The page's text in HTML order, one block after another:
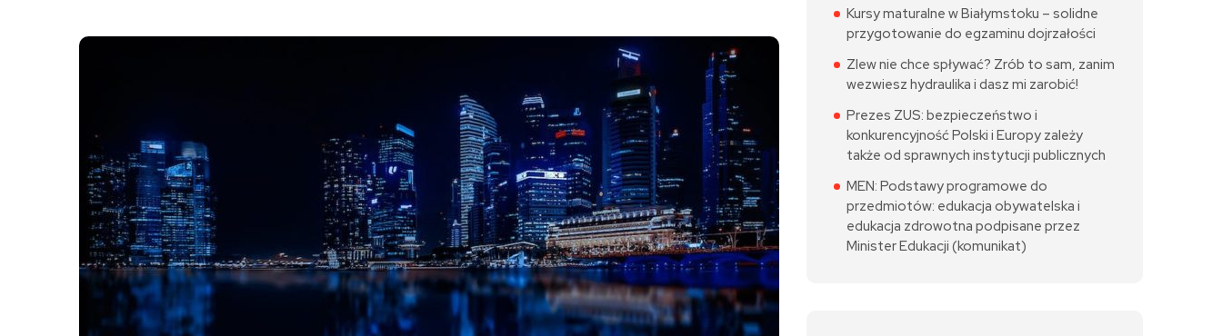
Kursy maturalne w Białymstoku – solidne
przygotowanie do egzaminu dojrzałości
Zlew nie chce spływać? Zrób to sam, zanim
wezwiesz hydraulika i dasz mi zarobić!
Prezes ZUS: bezpieczeństwo i
konkurencyjność Polski i Europy zależy
także od sprawnych instytucji publicznych
MEN: Podstawy programowe do
przedmiotów: edukacja obywatelska i
edukacja zdrowotna podpisane przez
Minister Edukacji (komunikat)